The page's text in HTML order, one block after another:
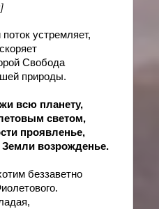
устремляет,
Свобода
природы.
всю планету,
светом,
проявленье,
возрожденье.
беззаветно